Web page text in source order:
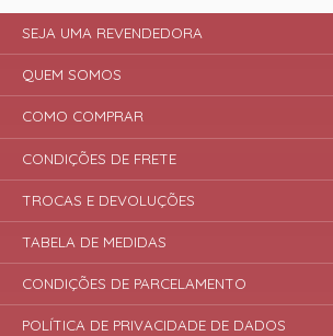
SEJA UMA REVENDEDORA
QUEM SOMOS
COMO COMPRAR
CONDIÇÕES DE FRETE
TROCAS E DEVOLUÇÕES
TABELA DE MEDIDAS
CONDIÇÕES DE PARCELAMENTO
POLÍTICA DE PRIVACIDADE DE DADOS